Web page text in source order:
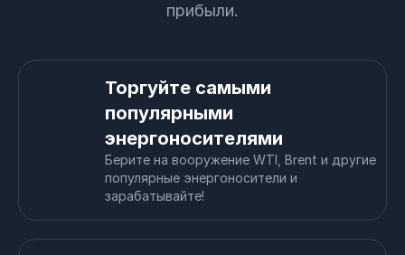
прибыли.
Торгуйте самыми
популярными
энергоносителями
Берите на вооружение WTI, Brent и другие
популярные энергоносители и
зарабатывайте!